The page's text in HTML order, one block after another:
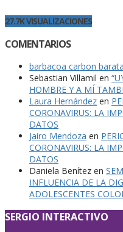
27.7K VISUALIZACIONES
COMENTARIOS
barbacoa carbon barata
Sebastian Villamil en
HOMBRE Y A MÍ
Laura Hernández en
CORONAVIRUS: LA
DATOS
Jairo Mendoza en
CORONAVIRUS: LA
DATOS
Daniela Benítez en
INFLUENCIA DE LA
ADOLESCENTES
SERGIO INTERACTIVO